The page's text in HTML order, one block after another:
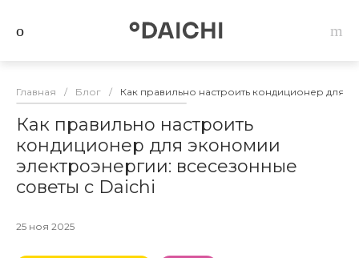
Главная / Блог / Как правильно настроить кондиционер для
Как правильно настроить
кондиционер для экономии
электроэнергии: всесезонные
советы с Daichi
25 ноя 2025